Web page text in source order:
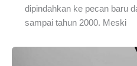
dipindahkan ke pecan baru
sampai tahun 2000. Meski